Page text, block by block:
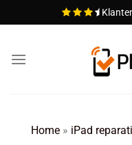
naar
Home » iPad